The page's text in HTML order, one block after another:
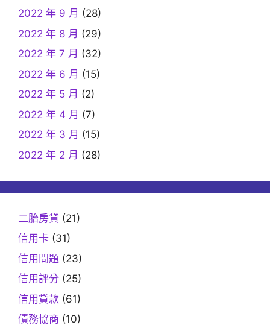
2022 年 9 月 (28)
2022 年 8 月 (29)
2022 年 7 月 (32)
2022 年 6 月 (15)
2022 年 5 月 (2)
2022 年 4 月 (7)
2022 年 3 月 (15)
2022 年 2 月 (28)
二胎房貸 (21)
信用卡 (31)
信用問題 (23)
信用評分 (25)
信用貸款 (61)
債務協商 (10)